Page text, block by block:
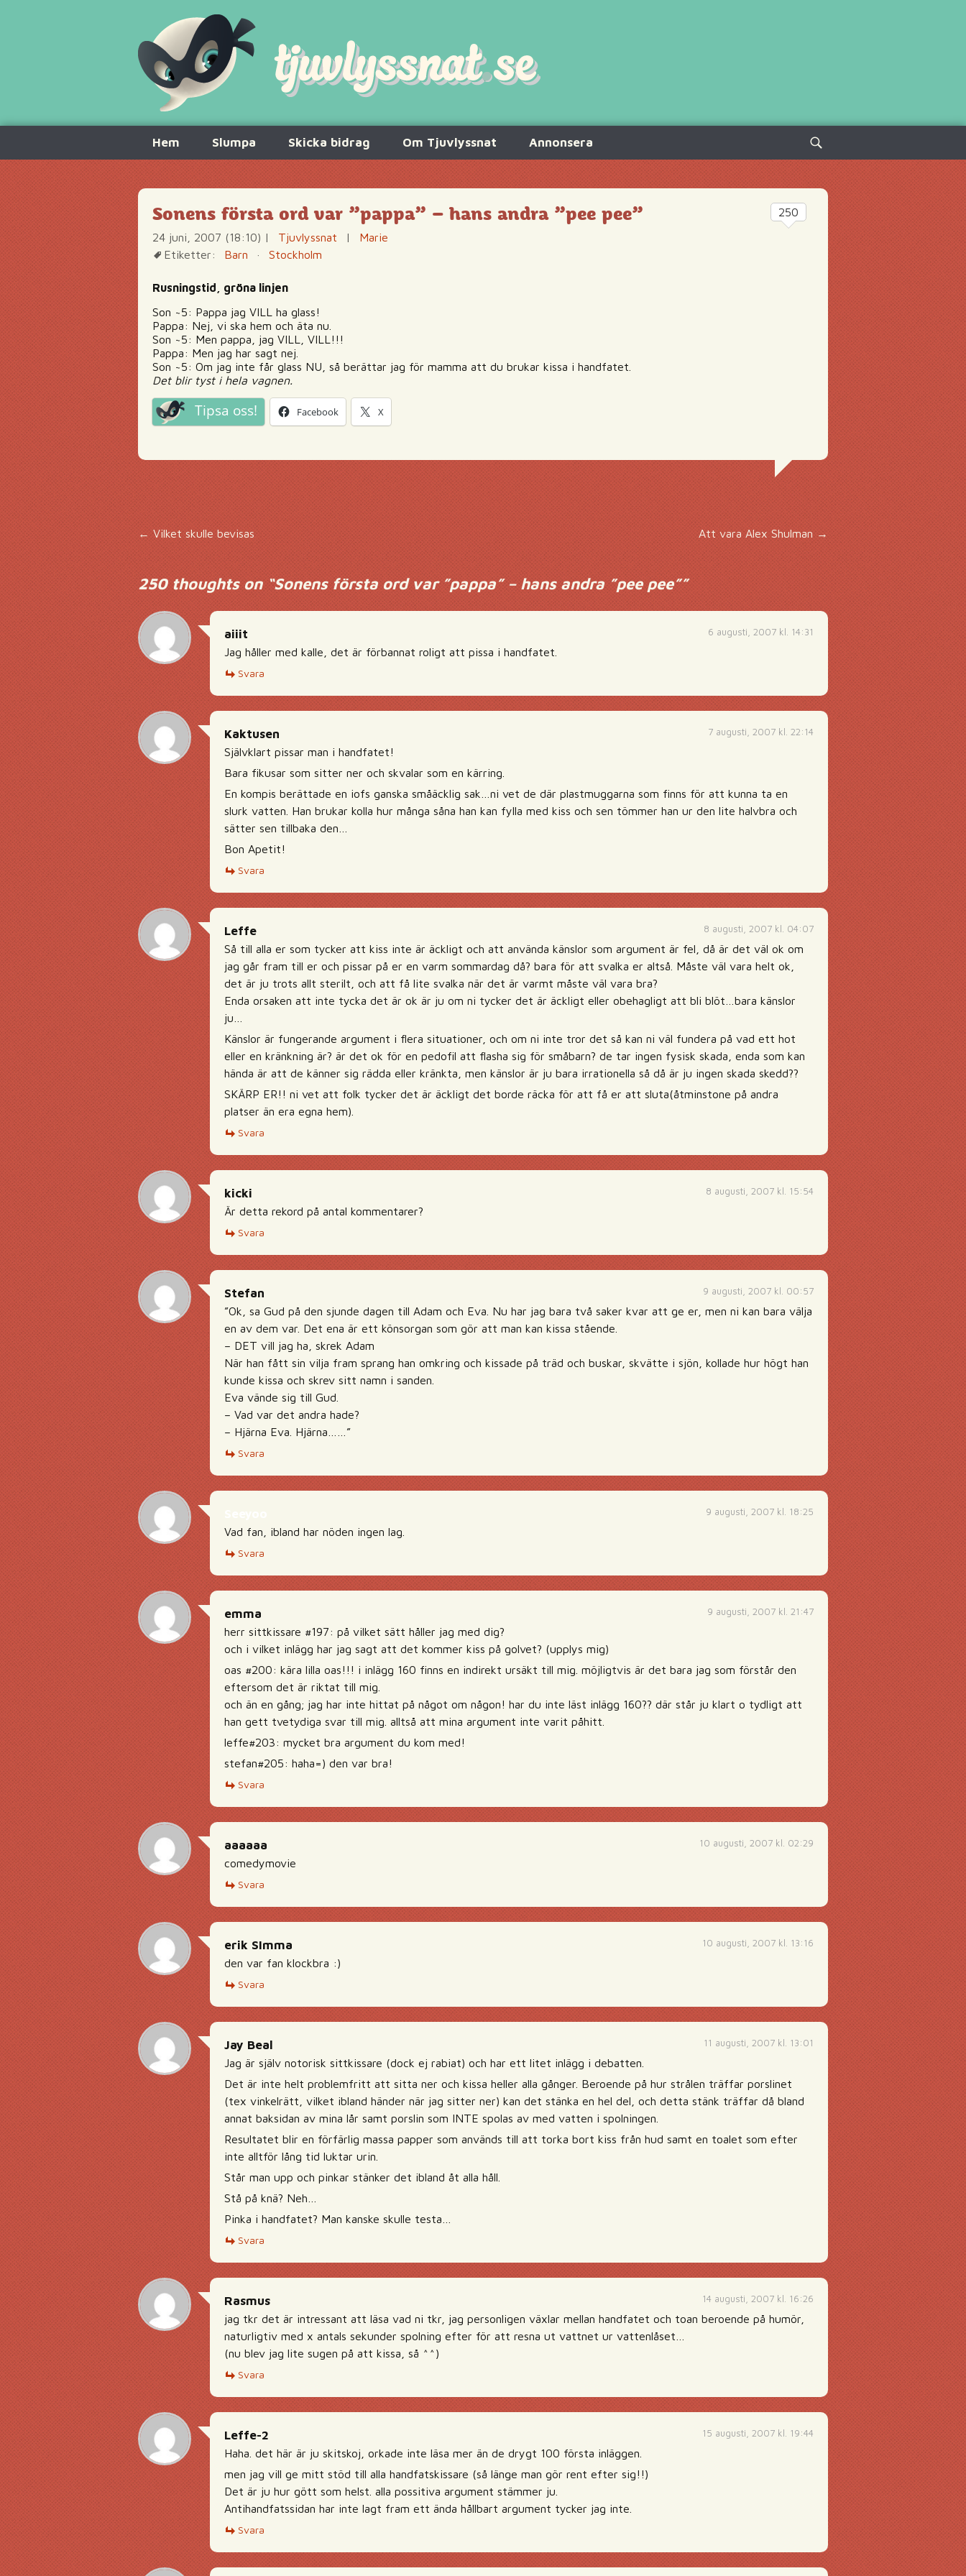
innehåll
Hem Slumpa Skicka bidrag Om Tjuvlyssnat Annonsera
Sök
efter:
Sonens första ord var ”pappa” – hans andra ”pee pee”
24 juni, 2007 (18:10) | Tjuvlyssnat |
Marie
Etiketter:
Barn · Stockholm
Rusningstid, gröna linjen
Son ~5: Pappa jag VILL ha glass!
Pappa: Nej, vi ska hem och äta nu.
Son ~5: Men pappa, jag VILL, VILL!!!
Pappa: Men jag har sagt nej.
Son ~5: Om jag inte får glass NU, så berättar jag för mamma att du brukar kissa i handfatet.
Det blir tyst i hela vagnen.
Tipsa oss! Facebook X
250
Inläggsnavigering
← Vilket skulle bevisas Att vara Alex Shulman →
250 thoughts on “Sonens första ord var ”pappa” – hans andra ”pee pee””
6 augusti, 2007 kl. 14:31
aiiit
Jag håller med kalle, det är förbannat roligt att pissa i handfatet.
Svara
7 augusti, 2007 kl. 22:14
Kaktusen
Självklart pissar man i handfatet!
Bara fikusar som sitter ner och skvalar som en kärring.
En kompis berättade en iofs ganska småäcklig sak…ni vet de där plastmuggarna som finns för att kunna ta en
slurk vatten. Han brukar kolla hur många såna han kan fylla med kiss och sen tömmer han ur den lite halvbra och
sätter sen tillbaka den…
Bon Apetit!
Svara
8 augusti, 2007 kl. 04:07
Leffe
Så till alla er som tycker att kiss inte är äckligt och att använda känslor som argument är fel, då är det väl ok om
jag går fram till er och pissar på er en varm sommardag då? bara för att svalka er altså. Måste väl vara helt ok,
det är ju trots allt sterilt, och att få lite svalka när det är varmt måste väl vara bra?
Enda orsaken att inte tycka det är ok är ju om ni tycker det är äckligt eller obehagligt att bli blöt…bara känslor
ju…
Känslor är fungerande argument i flera situationer, och om ni inte tror det så kan ni väl fundera på vad ett hot
eller en kränkning är? är det ok för en pedofil att flasha sig för småbarn? de tar ingen fysisk skada, enda som kan
hända är att de känner sig rädda eller kränkta, men känslor är ju bara irrationella så då är ju ingen skada skedd??
SKÄRP ER!! ni vet att folk tycker det är äckligt det borde räcka för att få er att sluta(åtminstone på andra
platser än era egna hem).
Svara
8 augusti, 2007 kl. 15:54
kicki
Är detta rekord på antal kommentarer?
Svara
9 augusti, 2007 kl. 00:57
Stefan
”Ok, sa Gud på den sjunde dagen till Adam och Eva. Nu har jag bara två saker kvar att ge er, men ni kan bara välja
en av dem var. Det ena är ett könsorgan som gör att man kan kissa stående.
– DET vill jag ha, skrek Adam
När han fått sin vilja fram sprang han omkring och kissade på träd och buskar, skvätte i sjön, kollade hur högt han
kunde kissa och skrev sitt namn i sanden.
Eva vände sig till Gud.
– Vad var det andra hade?
– Hjärna Eva. Hjärna……”
Svara
9 augusti, 2007 kl. 18:25
Vad fan, ibland har nöden ingen lag.
Svara
9 augusti, 2007 kl. 21:47
emma
herr sittkissare #197: på vilket sätt håller jag med dig?
och i vilket inlägg har jag sagt att det kommer kiss på golvet? (upplys mig)
oas #200: kära lilla oas!!! i inlägg 160 finns en indirekt ursäkt till mig. möjligtvis är det bara jag som förstår den
eftersom det är riktat till mig.
och än en gång; jag har inte hittat på något om någon! har du inte läst inlägg 160?? där står ju klart o tydligt att
han gett tvetydiga svar till mig. alltså att mina argument inte varit påhitt.
leffe#203: mycket bra argument du kom med!
stefan#205: haha=) den var bra!
Svara
10 augusti, 2007 kl. 02:29
aaaaaa
comedymovie
Svara
10 augusti, 2007 kl. 13:16
erik SImma
den var fan klockbra :)
Svara
11 augusti, 2007 kl. 13:01
Jay Beal
Jag är själv notorisk sittkissare (dock ej rabiat) och har ett litet inlägg i debatten.
Det är inte helt problemfritt att sitta ner och kissa heller alla gånger. Beroende på hur strålen träffar porslinet
(tex vinkelrätt, vilket ibland händer när jag sitter ner) kan det stänka en hel del, och detta stänk träffar då bland
annat baksidan av mina lår samt porslin som INTE spolas av med vatten i spolningen.
Resultatet blir en förfärlig massa papper som används till att torka bort kiss från hud samt en toalet som efter
inte alltför lång tid luktar urin.
Står man upp och pinkar stänker det ibland åt alla håll.
Stå på knä? Neh…
Pinka i handfatet? Man kanske skulle testa…
Svara
14 augusti, 2007 kl. 16:26
Rasmus
jag tkr det är intressant att läsa vad ni tkr, jag personligen växlar mellan handfatet och toan beroende på humör,
naturligtiv med x antals sekunder spolning efter för att resna ut vattnet ur vattenlåset…
(nu blev jag lite sugen på att kissa, så ^^)
Svara
15 augusti, 2007 kl. 19:44
Leffe-2
Haha. det här är ju skitskoj, orkade inte läsa mer än de drygt 100 första inläggen.
men jag vill ge mitt stöd till alla handfatskissare (så länge man gör rent efter sig!!)
Det är ju hur gött som helst. alla possitiva argument stämmer ju.
Antihandfatssidan har inte lagt fram ett ända hållbart argument tycker jag inte.
Svara